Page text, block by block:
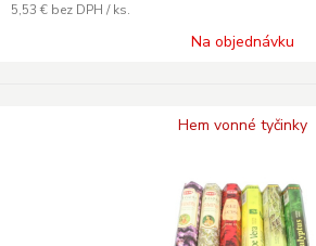
5,53 € bez DPH / ks.
Na objednávku
Hem vonné tyčinky